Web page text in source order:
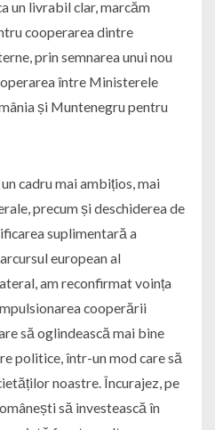
un livrabil clar, marcăm
cooperarea dintre
prin semnarea unui nou
între Ministerele
și Muntenegru pentru
cadru mai ambițios, mai
precum și deschiderea de
suplimentară a
european al
am reconfirmat voința
cooperării
să oglindească mai bine
politice, într-un mod care să
noastre. Încurajez, pe
să investească în